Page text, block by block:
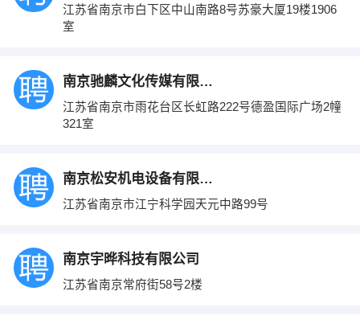
江苏省南京市白下区中山南路8号苏豪大厦19楼1906
室
南京驰麟文化传媒有限公司
江苏省南京市雨花台区长虹路222号德盈国际广场2幢
321室
南京松安机电设备有限公司
江苏省南京市江宁科学园天元中路99号
南京宇晔科技有限公司
江苏省南京常府街58号2楼